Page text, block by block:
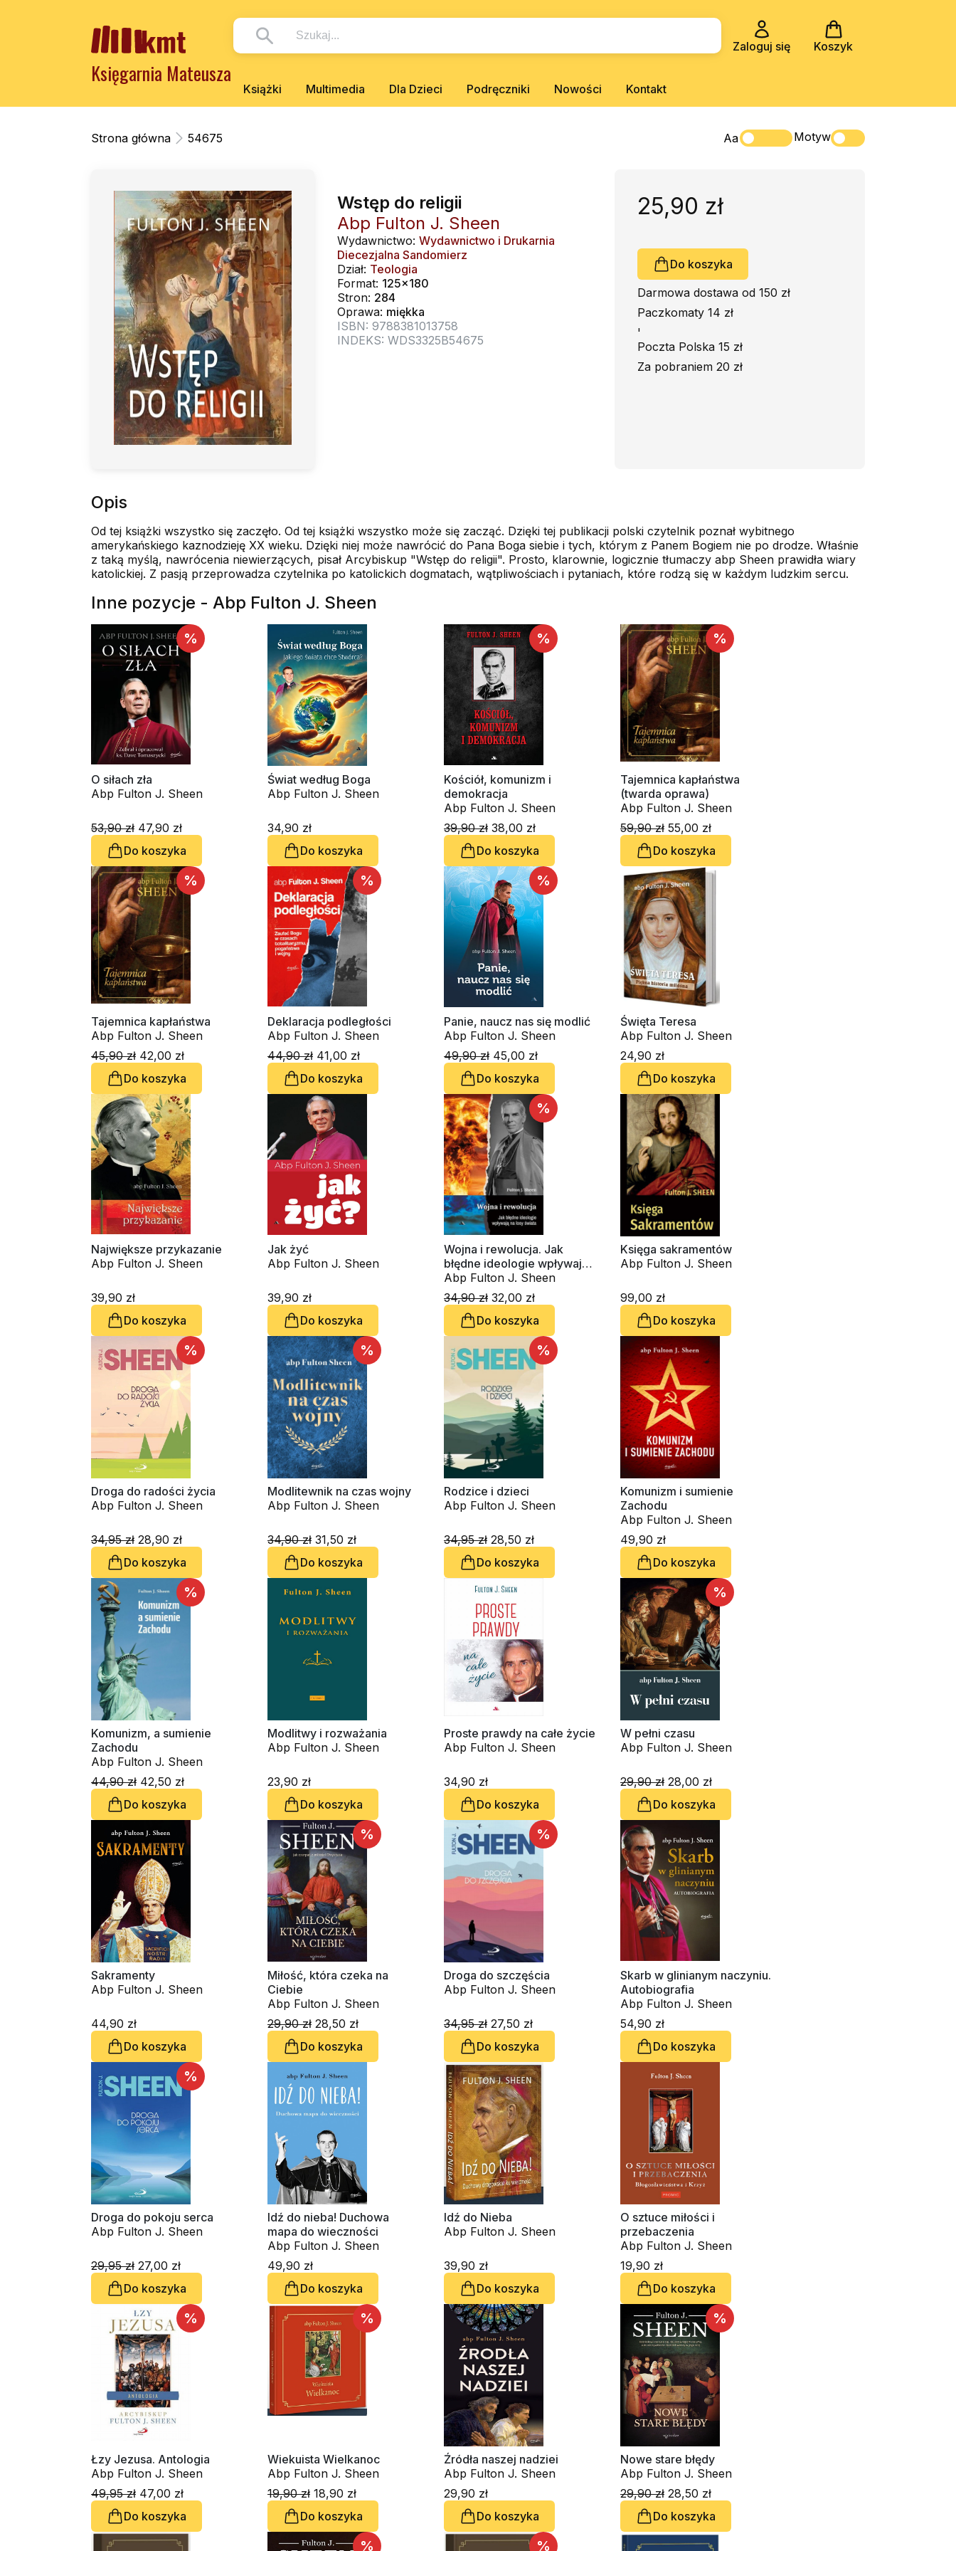
Zaloguj się Koszyk
Księgarnia Mateusza
Książki Multimedia Dla Dzieci Podręczniki Nowości Kontakt
Strona główna 54675 Aa Motyw
Wstęp do religii
Abp Fulton J. Sheen
Wydawnictwo: Wydawnictwo i Drukarnia
Diecezjalna Sandomierz
Dział: Teologia
Format: 125x180
Stron: 284
Oprawa: miękka
ISBN: 9788381013758
INDEKS: WDS3325B54675
25,90 zł
Do koszyka
Darmowa dostawa od 150 zł
Paczkomaty 14 zł
'
Poczta Polska 15 zł
Za pobraniem 20 zł
Opis
Od tej książki wszystko się zaczęło. Od tej książki wszystko może się zacząć. Dzięki tej publikacji polski czytelnik poznał wybitnego
amerykańskiego kaznodzieję XX wieku. Dzięki niej może nawrócić do Pana Boga siebie i tych, którym z Panem Bogiem nie po drodze. Właśnie
z taką myślą, nawrócenia niewierzących, pisał Arcybiskup "Wstęp do religii". Prosto, klarownie, logicznie tłumaczy abp Sheen prawidła wiary
katolickiej. Z pasją przeprowadza czytelnika po katolickich dogmatach, wątpliwościach i pytaniach, które rodzą się w każdym ludzkim sercu.
Inne pozycje - Abp Fulton J. Sheen
%
O siłach zła
Abp Fulton J. Sheen
53,90 zł 47,90 zł
Do koszyka
Świat według Boga
Abp Fulton J. Sheen
34,90 zł
Do koszyka
%
Kościół, komunizm i
demokracja
Abp Fulton J. Sheen
39,90 zł 38,00 zł
Do koszyka
%
Tajemnica kapłaństwa
(twarda oprawa)
Abp Fulton J. Sheen
59,90 zł 55,00 zł
Do koszyka
%
Tajemnica kapłaństwa
Abp Fulton J. Sheen
45,90 zł 42,00 zł
Do koszyka
%
Deklaracja podległości
Abp Fulton J. Sheen
44,90 zł 41,00 zł
Do koszyka
%
Panie, naucz nas się modlić
Abp Fulton J. Sheen
49,90 zł 45,00 zł
Do koszyka
Święta Teresa
Abp Fulton J. Sheen
24,90 zł
Do koszyka
Największe przykazanie
Abp Fulton J. Sheen
39,90 zł
Do koszyka
Jak żyć
Abp Fulton J. Sheen
39,90 zł
Do koszyka
%
Wojna i rewolucja. Jak
błędne ideologie wpływają
na losy świata
Abp Fulton J. Sheen
34,90 zł 32,00 zł
Do koszyka
Księga sakramentów
Abp Fulton J. Sheen
99,00 zł
Do koszyka
%
Droga do radości życia
Abp Fulton J. Sheen
34,95 zł 28,90 zł
Do koszyka
%
Modlitewnik na czas wojny
Abp Fulton J. Sheen
34,90 zł 31,50 zł
Do koszyka
%
Rodzice i dzieci
Abp Fulton J. Sheen
34,95 zł 28,50 zł
Do koszyka
Komunizm i sumienie
Zachodu
Abp Fulton J. Sheen
49,90 zł
Do koszyka
%
Komunizm, a sumienie
Zachodu
Abp Fulton J. Sheen
44,90 zł 42,50 zł
Do koszyka
Modlitwy i rozważania
Abp Fulton J. Sheen
23,90 zł
Do koszyka
Proste prawdy na całe życie
Abp Fulton J. Sheen
34,90 zł
Do koszyka
%
W pełni czasu
Abp Fulton J. Sheen
29,90 zł 28,00 zł
Do koszyka
Sakramenty
Abp Fulton J. Sheen
44,90 zł
Do koszyka
%
Miłość, która czeka na
Ciebie
Abp Fulton J. Sheen
29,90 zł 28,50 zł
Do koszyka
%
Droga do szczęścia
Abp Fulton J. Sheen
34,95 zł 27,50 zł
Do koszyka
Skarb w glinianym naczyniu.
Autobiografia
Abp Fulton J. Sheen
54,90 zł
Do koszyka
%
Droga do pokoju serca
Abp Fulton J. Sheen
29,95 zł 27,00 zł
Do koszyka
Idź do nieba! Duchowa
mapa do wieczności
Abp Fulton J. Sheen
49,90 zł
Do koszyka
Idź do Nieba
Abp Fulton J. Sheen
39,90 zł
Do koszyka
O sztuce miłości i
przebaczenia
Abp Fulton J. Sheen
19,90 zł
Do koszyka
%
Łzy Jezusa. Antologia
Abp Fulton J. Sheen
49,95 zł 47,00 zł
Do koszyka
%
Wiekuista Wielkanoc
Abp Fulton J. Sheen
19,90 zł 18,90 zł
Do koszyka
Źródła naszej nadziei
Abp Fulton J. Sheen
29,90 zł
Do koszyka
%
Nowe stare błędy
Abp Fulton J. Sheen
29,90 zł 28,50 zł
Do koszyka
% %